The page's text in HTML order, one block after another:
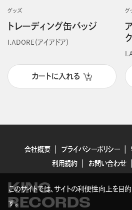
グッズ
トレーディング缶バッジ
I.ADORE（アイアドア）
カートに入れる
グ
会社概要 プライバシーポリシー
利用規約
お問い合わせ
KING
RECORDS
このサイトでは、サイトの利便性向上を目
す。